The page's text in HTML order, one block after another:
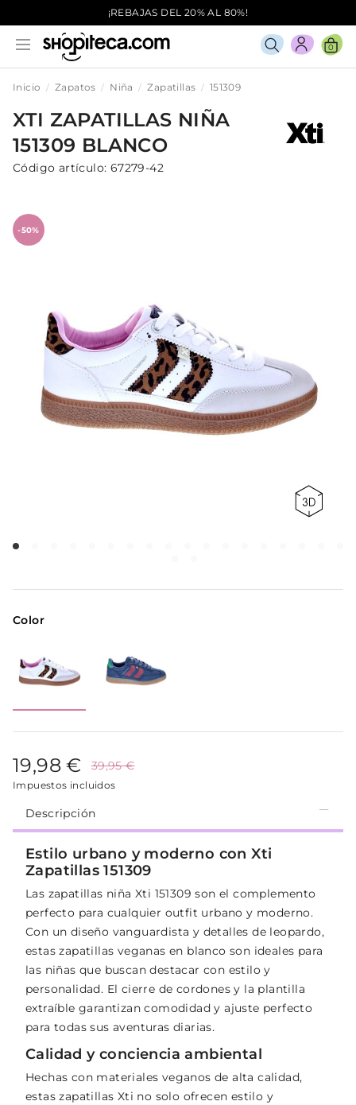
¡REBAJAS DEL 20% AL 80%!
0
Inicio Zapatos Niña Zapatillas 151309
XTI ZAPATILLAS NIÑA
151309 BLANCO
Código artículo: 67279-42
-50%
Color
19,98 € 39,95 €
Impuestos incluidos
Descripción
Estilo urbano y moderno con Xti
Zapatillas 151309
Las zapatillas niña Xti 151309 son el complemento
perfecto para cualquier outfit urbano y moderno.
Con un diseño vanguardista y detalles de leopardo,
estas zapatillas veganas en blanco son ideales para
las niñas que buscan destacar con estilo y
personalidad. El cierre de cordones y la plantilla
extraíble garantizan comodidad y ajuste perfecto
para todas sus aventuras diarias.
Calidad y conciencia ambiental
Hechas con materiales veganos de alta calidad,
estas zapatillas Xti no solo ofrecen estilo y